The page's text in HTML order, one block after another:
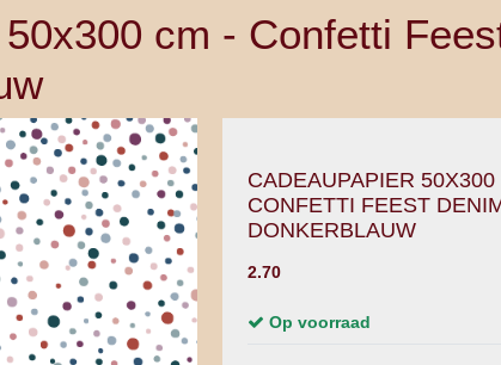
cm - Confetti
CADEAUPAPIER 50X300
CONFETTI FEEST
DONKERBLAUW
2.70
Op voorraad